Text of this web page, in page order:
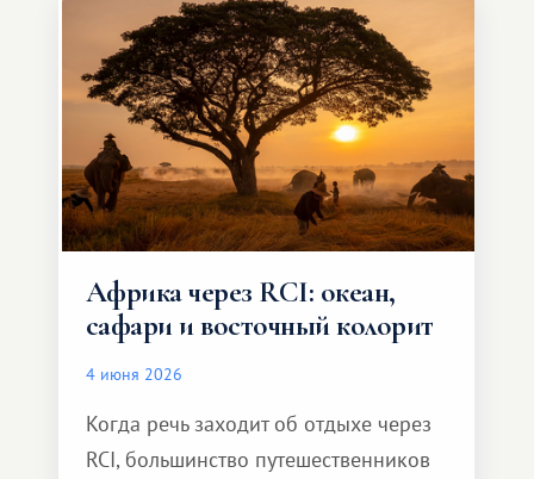
масштабное, но тёплое
и запоминающееся :)
Африка через RCI: океан,
сафари и восточный колорит
4 июня 2026
Когда речь заходит об отдыхе через
RCI, большинство путешественников